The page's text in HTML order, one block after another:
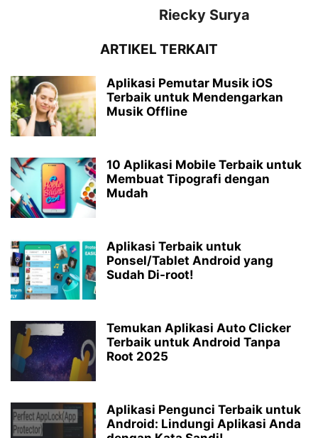
Riecky Surya
ARTIKEL TERKAIT
Aplikasi Pemutar Musik iOS
Terbaik untuk Mendengarkan
Musik Offline
10 Aplikasi Mobile Terbaik untuk
Membuat Tipografi dengan
Mudah
Aplikasi Terbaik untuk
Ponsel/Tablet Android yang
Sudah Di-root!
Temukan Aplikasi Auto Clicker
Terbaik untuk Android Tanpa
Root 2025
Aplikasi Pengunci Terbaik untuk
Android: Lindungi Aplikasi Anda